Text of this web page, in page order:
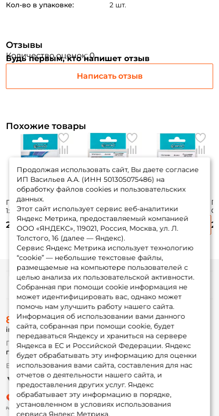
Кол-во в упаковке: 2 шт.
Отзывы
Количество оценок: 0
Будь первым, кто напишет отзыв
Написать отзыв
Похожие товары
Поводки Контакт
1x7 Для троллинга
T30кг. 100см.
200 ₽
7x7 Лайт 5кг 15см
215 ₽
7x7 9,5кг 25см
215 ₽
Продолжая использовать сайт, Вы даете согласие
ИП Васильев А.А. (ИНН 501305075486) на
обработку файлов cookies и пользовательских
данных.
Этот сайт использует сервис веб-аналитики
Яндекс Метрика, предоставляемый компанией
ООО «ЯНДЕКС», 119021, Россия, Москва, ул. Л.
Толстого, 16 (далее — Яндекс).
Сервис Яндекс Метрика использует технологию
“cookie” — небольшие текстовые файлы,
размещаемые на компьютере пользователей с
целью анализа их пользовательской активности.
Собранная при помощи cookie информация не
может идентифицировать вас, однако может
помочь нам улучшить работу нашего сайта.
Информация об использовании вами данного
сайта, собранная при помощи cookie, будет
передаваться Яндексу и храниться на сервере
Яндекса в ЕС и Российской Федерации. Яндекс
будет обрабатывать эту информацию для оценки
использования вами сайта, составления для нас
отчетов о деятельности нашего сайта, и
предоставления других услуг. Яндекс
обрабатывает эту информацию в порядке,
установленном в условиях использования
сервиса Яндекс Метрика.
Заполняя данную форму вы соглашаетесь на обработку
У меня уже есть аккаунт
Информация
О магазине
Доставка
Оплата
Fox-bonus
Гуру
Партнерская программа
8 (495) 532-77-88
info@foxfishing.ru
По вопросам с заказом
г. Москва, ул. Плеханова д.7
Ежедневно 10:00 до 20:00